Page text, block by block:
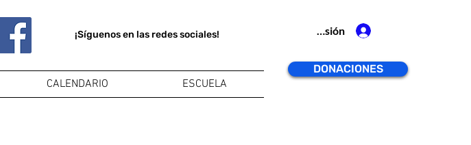
¡Síguenos en las redes sociales!
CALENDARIO ESCUELA
Iniciar sesión
DONACIONES